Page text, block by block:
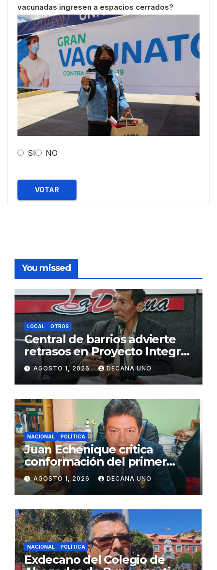
vacunadas ingresen a espacios cerrados?
SI NO
VOTAR
You missed
LOCAL OTROS
Central de barrios advierte
retrasos en Proyecto Integral
de Agua y Alcantarillado para
Juliaca
AGOSTO 1, 2026 DECANA UNO
NACIONAL POLÍTICA
Juan Echenique critica
conformación del primer
gabinete ministerial de Keiko
Fujimori
AGOSTO 1, 2026 DECANA UNO
NACIONAL POLÍTICA
Exdecano del Colegio de